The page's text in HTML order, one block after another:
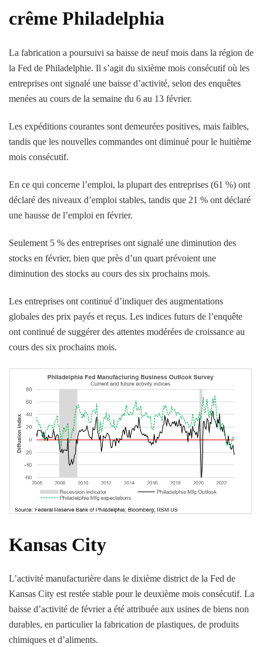
crême Philadelphia
La fabrication a poursuivi sa baisse de neuf mois dans la région de
la Fed de Philadelphie. Il s’agit du sixième mois consécutif où les
entreprises ont signalé une baisse d’activité, selon des enquêtes
menées au cours de la semaine du 6 au 13 février.
Les expéditions courantes sont demeurées positives, mais faibles,
tandis que les nouvelles commandes ont diminué pour le huitième
mois consécutif.
En ce qui concerne l’emploi, la plupart des entreprises (61 %) ont
déclaré des niveaux d’emploi stables, tandis que 21 % ont déclaré
une hausse de l’emploi en février.
Seulement 5 % des entreprises ont signalé une diminution des
stocks en février, bien que près d’un quart prévoient une
diminution des stocks au cours des six prochains mois.
Les entreprises ont continué d’indiquer des augmentations
globales des prix payés et reçus. Les indices futurs de l’enquête
ont continué de suggérer des attentes modérées de croissance au
cours des six prochains mois.
Kansas City
L’activité manufacturière dans le dixième district de la Fed de
Kansas City est restée stable pour le deuxième mois consécutif. La
baisse d’activité de février a été attribuée aux usines de biens non
durables, en particulier la fabrication de plastiques, de produits
chimiques et d’aliments.